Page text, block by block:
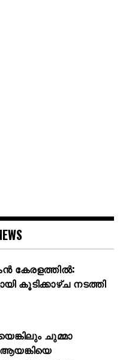
കേരളത്തിൽ:
കൂടിക്കാഴ്ച നടത്തി
ചുമ്മാ